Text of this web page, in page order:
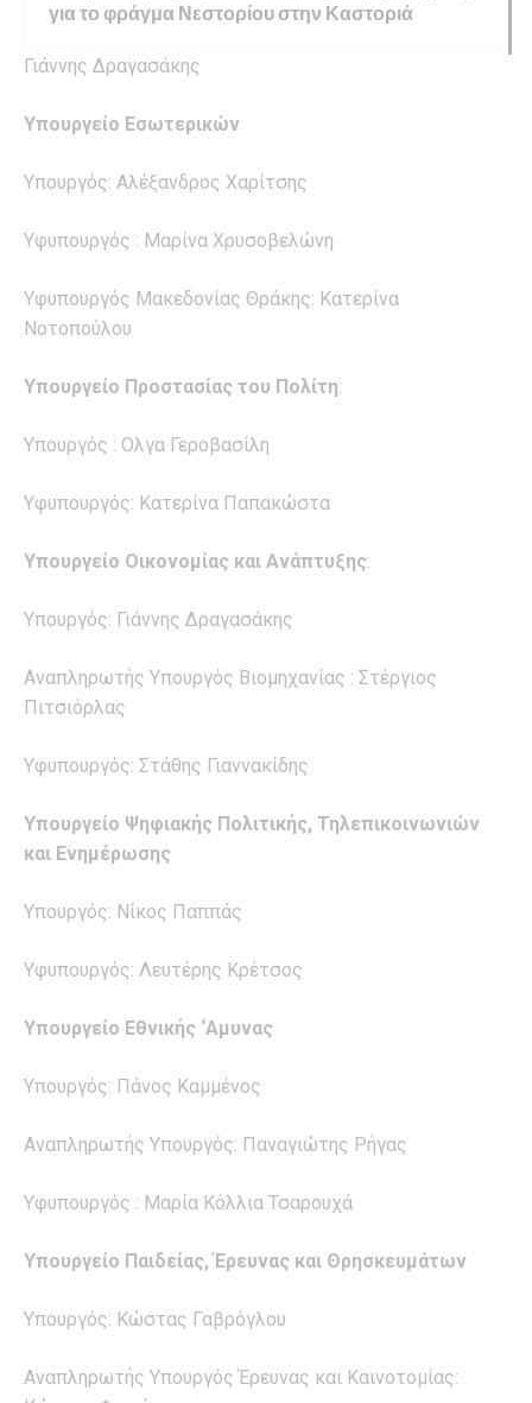
για το φράγμα Νεστορίου στην Καστοριά
Γιάννης Δραγασάκης
Υπουργείο Εσωτερικών
Υπουργός: Αλέξανδρος Χαρίτσης
Υφυπουργός : Μαρίνα Χρυσοβελώνη
Υφυπουργός Μακεδονίας Θράκης: Κατερίνα
Νοτοπούλου
Υπουργείο Προστασίας του Πολίτη:
Υπουργός : Ολγα Γεροβασίλη
Υφυπουργός: Κατερίνα Παπακώστα
Υπουργείο Οικονομίας και Ανάπτυξης:
Υπουργός: Γιάννης Δραγασάκης
Αναπληρωτής Υπουργός Βιομηχανίας : Στέργιος
Πιτσιόρλας
Υφυπουργός: Στάθης Γιαννακίδης
Υπουργείο Ψηφιακής Πολιτικής, Τηλεπικοινωνιών
και Ενημέρωσης
Υπουργός: Νίκος Παππάς
Υφυπουργός: Λευτέρης Κρέτσος
Υπουργείο Εθνικής ‘Αμυνας
Υπουργός: Πάνος Καμμένος
Αναπληρωτής Υπουργός: Παναγιώτης Ρήγας
Υφυπουργός : Μαρία Κόλλια Τσαρουχά
Υπουργείο Παιδείας, Έρευνας και Θρησκευμάτων
Υπουργός: Κώστας Γαβρόγλου
Αναπληρωτής Υπουργός Έρευνας και Καινοτομίας: